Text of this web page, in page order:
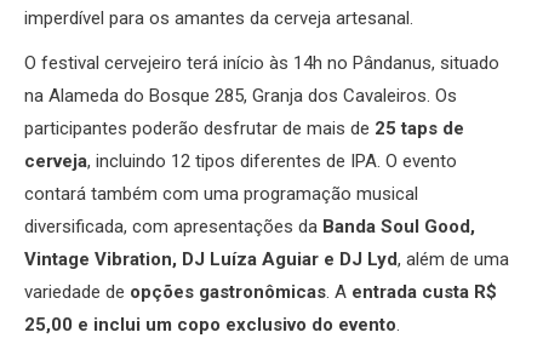
imperdível para os amantes da cerveja artesanal.
O festival cervejeiro terá início às 14h no Pândanus, situado
na Alameda do Bosque 285, Granja dos Cavaleiros. Os
participantes poderão desfrutar de mais de 25 taps de
cerveja, incluindo 12 tipos diferentes de IPA. O evento
contará também com uma programação musical
diversificada, com apresentações da Banda Soul Good,
Vintage Vibration, DJ Luíza Aguiar e DJ Lyd, além de uma
variedade de opções gastronômicas. A entrada custa R$
25,00 e inclui um copo exclusivo do evento.